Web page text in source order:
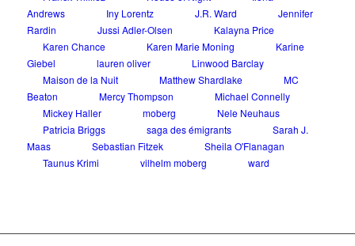
Andrews
Iny Lorentz J.R. Ward
Jennifer
Rardin
Jussi Adler-Olsen
Kalayna Price
Karen Chance
Karen Marie Moning
Karine
Giebel
lauren oliver
Linwood Barclay
Maison de la Nuit
Matthew Shardlake
MC
Beaton
Mercy Thompson
Michael Connelly
Mickey Haller
moberg
Nele Neuhaus
Patricia Briggs
saga des émigrants
Sarah J.
Maas
Sebastian Fitzek
Sheila O'Flanagan
Taunus Krimi
vilhelm moberg ward